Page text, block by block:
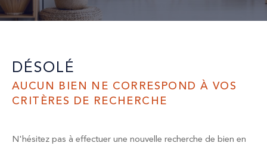
DÉSOLÉ
AUCUN BIEN NE CORRESPOND À VOS
CRITÈRES DE RECHERCHE
N'hésitez pas à effectuer une nouvelle recherche de bien en